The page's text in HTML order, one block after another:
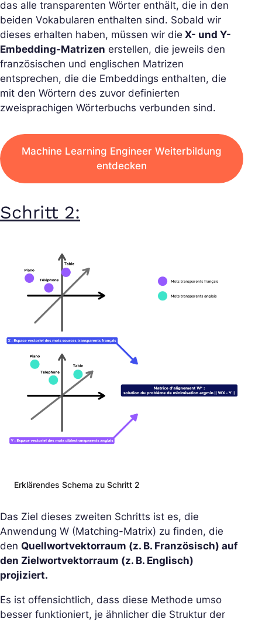
das alle transparenten Wörter enthält, die in den
beiden Vokabularen enthalten sind. Sobald wir
dieses erhalten haben, müssen wir die X- und Y-
Embedding-Matrizen erstellen, die jeweils den
französischen und englischen Matrizen
entsprechen, die die Embeddings enthalten, die
mit den Wörtern des zuvor definierten
zweisprachigen Wörterbuchs verbunden sind.
Machine Learning Engineer Weiterbildung
entdecken
Schritt 2:
Erklärendes Schema zu Schritt 2
Das Ziel dieses zweiten Schritts ist es, die
Anwendung W (Matching-Matrix) zu finden, die
den Quellwortvektorraum (z. B. Französisch) auf
den Zielwortvektorraum (z. B. Englisch)
projiziert.
Es ist offensichtlich, dass diese Methode umso
besser funktioniert, je ähnlicher die Struktur der